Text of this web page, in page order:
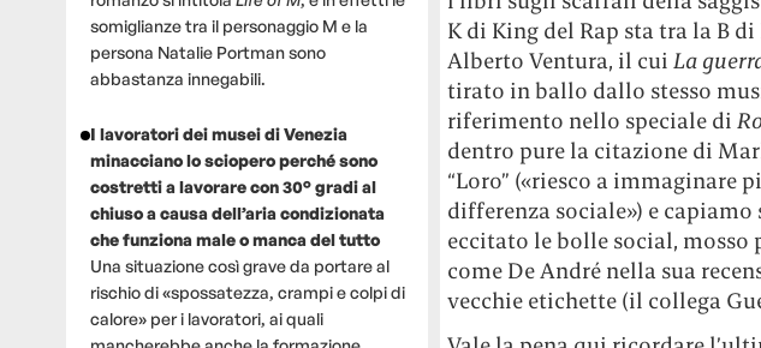
somiglianze tra il personaggio M e la
persona Natalie Portman sono
abbastanza innegabili.
I lavoratori dei musei di Venezia
minacciano lo sciopero perché sono
costretti a lavorare con 30° gradi al
chiuso a causa dell’aria condizionata
che funziona male o manca del tutto
Una situazione così grave da portare al
rischio di «spossatezza, crampi e colpi di
calore» per i lavoratori, ai quali
K di King del Rap sta tra la B
Alberto Ventura, il cui La
tirato in ballo dallo stesso
riferimento nello speciale di
dentro pure la citazione di
“Loro” («riesco a immaginare
differenza sociale») e
eccitato le bolle social,
come De André nella sua
vecchie etichette (il collega